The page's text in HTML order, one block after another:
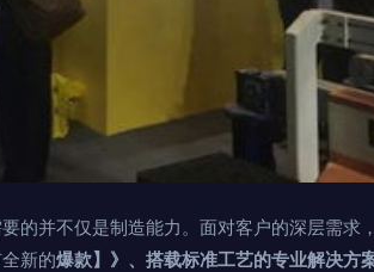
的并不仅是制造能力。面对客户的深层需求，
新的爆款】》、搭载标准工艺的专业解决方